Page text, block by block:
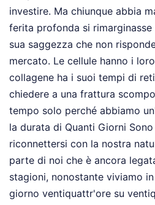
investire. Ma chiunque abbia
ferita profonda si
sua saggezza che non
mercato. Le cellule hanno i
collagene ha i suoi tempi di
chiedere a una frattura
tempo solo perché abbiamo
la durata di Quanti Giorni
riconnettersi con la nostra
parte di noi che è ancora
stagioni, nonostante viviamo
giorno ventiquattr'ore su